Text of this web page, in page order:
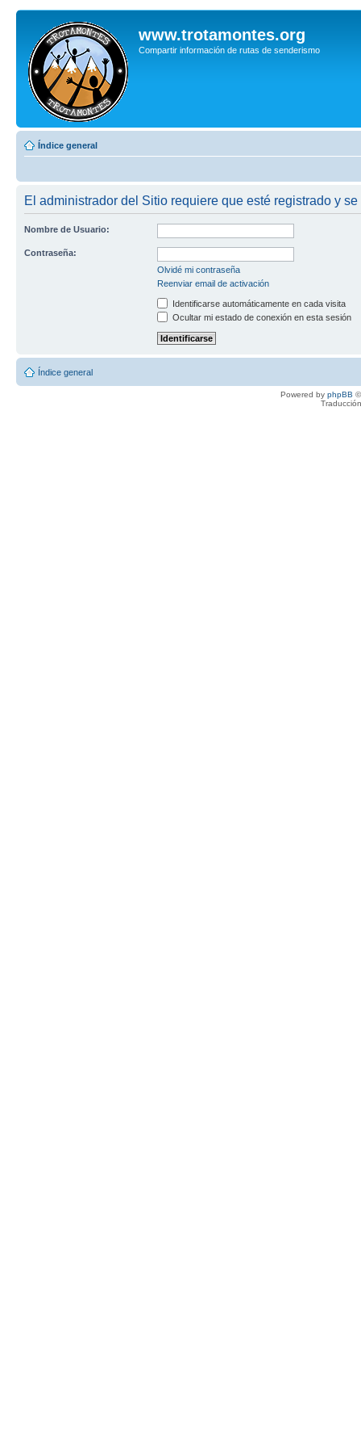
www.trotamontes.org
Compartir información de rutas de senderismo
Índice general
El administrador del Sitio requiere que esté registrado y
Nombre de Usuario:
Contraseña:
Olvidé mi contraseña
Reenviar email de activación
Identificarse automáticamente en cada visita
Ocultar mi estado de conexión en esta sesión
Índice general
Powered by phpBB